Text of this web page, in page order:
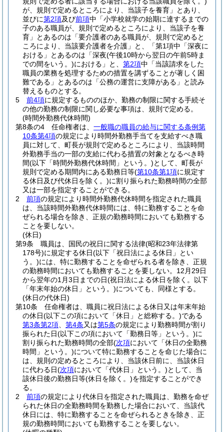
が、規則で定めるところにより、当該子を養育」とあり、
並びに第2項及び前項中「小学校就学の始期に達するまでの
子のある職員が、規則で定めるところにより、当該子を養
育」とあるのは「要介護者のある職員が、規則で定めると
ころにより、当該要介護者を介護」と、「第1項中「深夜に
おける」とあるのは「深夜(午後10時から翌日の午前5時ま
での間をいう。)における」と、 第2項中「当該請求をした
職員の業務を処理するための措置を講ずることが著しく困
難である」とあるのは「公務の運営に支障がある」と読み
替えるものとする。
5
前4項に規定するもののほか、勤務の制限に関する手続そ
の他の勤務の制限に関し必要な事項は、規則で定める。
(時間外勤務代休時間)
第8条の4
任命権者は、 一般職の職員の給与に関する条例第
10条第4項の規定により時間外勤務手当てを支給すべき職
員に対して、町長が規則で定めるところにより、当該時間
外勤務手当の一部の支給に代わる措置の対象となるべき時
間(以下「時間外勤務代休時間」という。)として、町長が
規則で定める期間内にある勤務日等(第10条第1項に規定す
る休日及び代休日を除く。)に割り振られた勤務時間の全部
又は一部を指定することができる。
2
前項の規定により時間外勤務代休時間を指定された職員
は、当該時間外勤務代休時間には、特に勤務することを命
ぜられる場合を除き、正規の勤務時間においても勤務する
ことを要しない。
(休日)
第9条
職員は、国民の祝日に関する法律(昭和23年法律第
178号)に規定する休日(以下「祝日法による休日」とい
う。)には、特に勤務することを命ぜられる者を除き、正規
の勤務時間においても勤務することを要しない。 12月29日
から翌年の1月3日までの日(祝日法による休日を除く。以下
「年末年始の休日」という。)についても、同様とする。
(休日の代休日)
第10条
任命権者は、職員に祝日法による休日又は年末年始
の休日(以下この項において「休日」と総称する。)である
第3条第2項
第4条又は第5条の規定により勤務時間が割り
振られた日(以下この項において「勤務日等」という。)に
割り振られた勤務時間の全部(次項において「休日の全勤務
時間」という。)について特に勤務することを命じた場合に
は、規則の定めるところにより、当該休日前に、当該休日
に代わる日(次項において「代休日」という。)として、当
該休日後の勤務日等(休日を除く。)を指定することができ
る。
2
前項の規定により代休日を指定された職員は、勤務を命ぜ
られた休日の全勤務時間を勤務した場合において、当該代
休日には、特に勤務することを命ぜられるときを除き、正
規の勤務時間においても勤務することを要しない。